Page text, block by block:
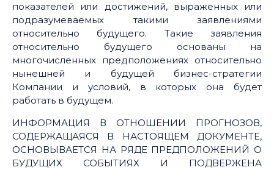
показателей или достижений, выраженных или
подразумеваемых такими заявлениями
относительно будущего. Такие заявления
относительно будущего основаны на
многочисленных предположениях относительно
нынешней и будущей бизнес-стратегии
Компании и условий, в которых она будет
работать в будущем.
ИНФОРМАЦИЯ В ОТНОШЕНИИ ПРОГНОЗОВ,
СОДЕРЖАЩАЯСЯ В НАСТОЯЩЕМ ДОКУМЕНТЕ,
ОСНОВЫВАЕТСЯ НА РЯДЕ ПРЕДПОЛОЖЕНИЙ О
БУДУЩИХ СОБЫТИЯХ И ПОДВЕРЖЕНА